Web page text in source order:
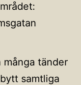
tänder
samtliga